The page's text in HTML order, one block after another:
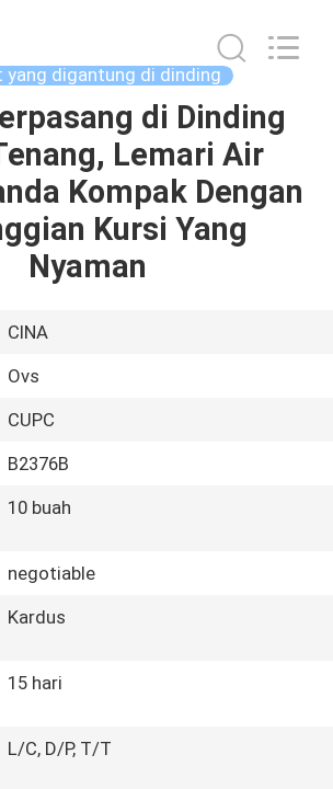
yang digantung di dinding
di Dinding
Lemari Air
Kompak Dengan
Kursi Yang
Nyaman
CINA
Ovs
CUPC
B2376B
10 buah
negotiable
Kardus
15 hari
L/C, D/P, T/T